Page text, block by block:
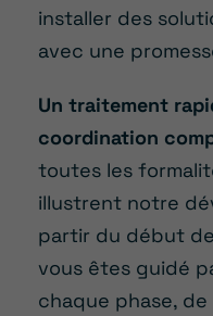
installer des
avec une
Un traitement
coordination
toutes les
illustrent notre
partir du début
vous êtes guidé
chaque phase,